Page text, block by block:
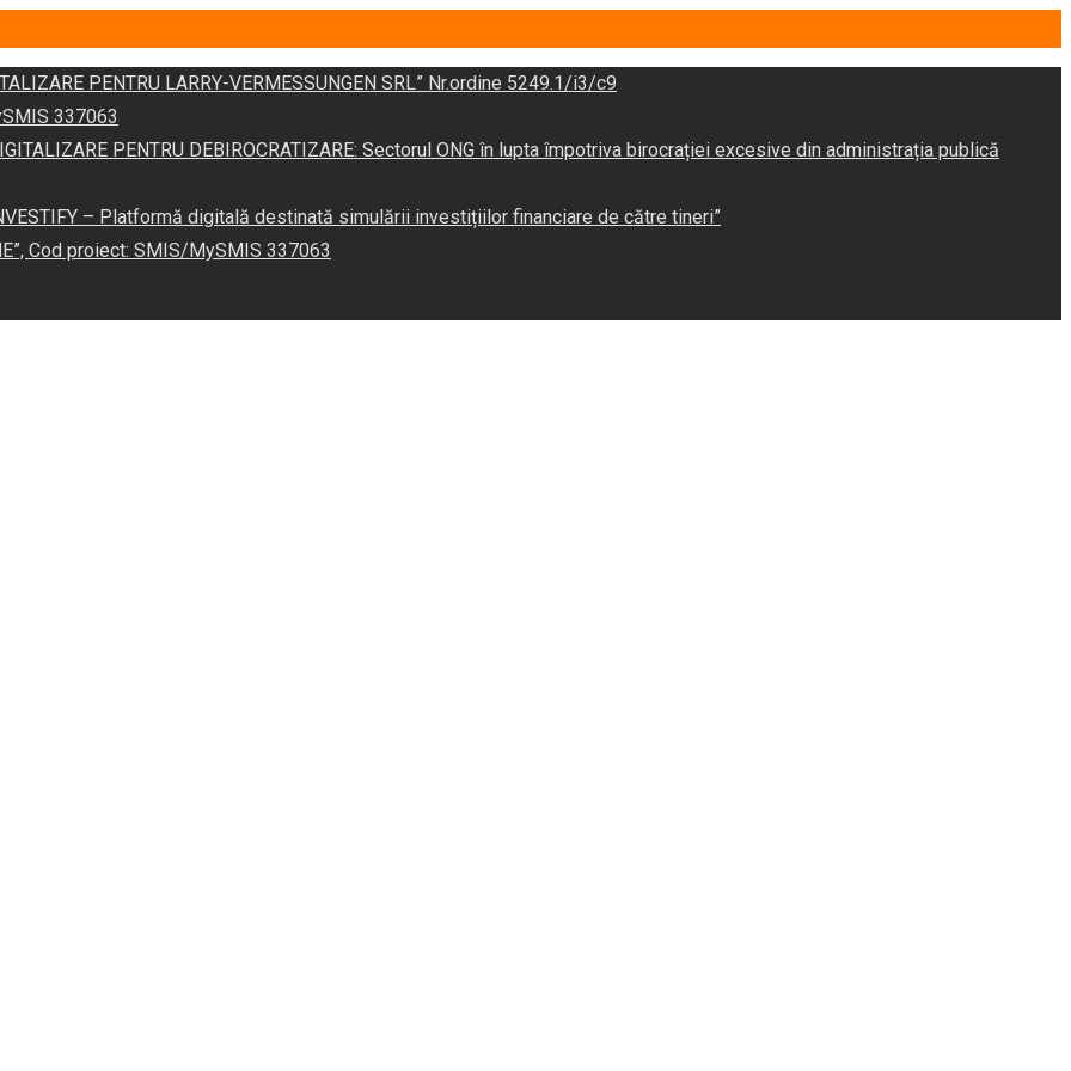
PENTRU LARRY-VERMESSUNGEN SRL” Nr.ordine 5249.1/i3/c9
337063
PENTRU DEBIROCRATIZARE: Sectorul ONG în lupta împotriva birocrației excesive din administrația publică
– Platformă digitală destinată simulării investițiilor financiare de către tineri”
Cod proiect: SMIS/MySMIS 337063